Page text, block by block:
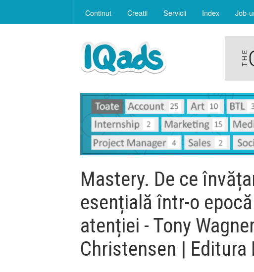
Continut Creatii Servicii Index Job-
Mastery. De ce
esențială într-o
atenției - Tony
Christensen | Editura